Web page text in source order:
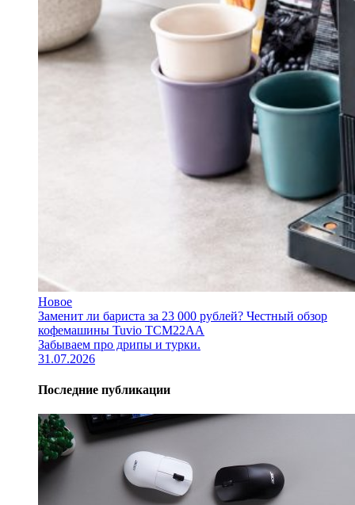
Новое
Заменит ли бариста за 23 000 рублей? Честный обзор
кофемашины Tuvio TCM22AA
Забываем про дрипы и турки.
31.07.2026
Последние публикации